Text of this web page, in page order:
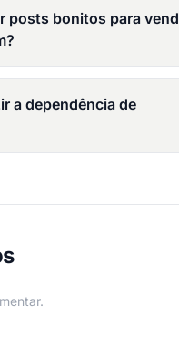
posts bonitos para
a dependência de